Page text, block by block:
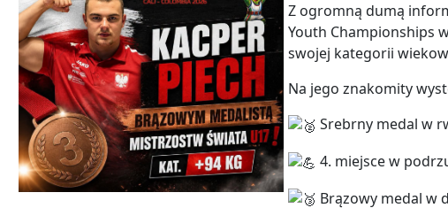
Z ogromną dumą
Youth Championships
swojej kategorii
Na jego znakomity
Srebrny medal w
4. miejsce w
Brązowy medal w